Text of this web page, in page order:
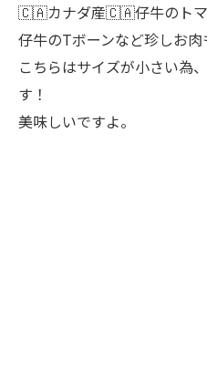
🇨🇦カナダ産🇨🇦仔牛のト
仔牛のTボーンなど珍しお肉
こちらはサイズが小さい為
す！
美味しいですよ。